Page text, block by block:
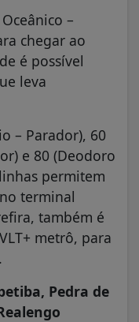
–
chegar ao
é possível
leva
– Parador), 60
e 80 (Deodoro
permitem
terminal
também é
metrô, para
Pedra de